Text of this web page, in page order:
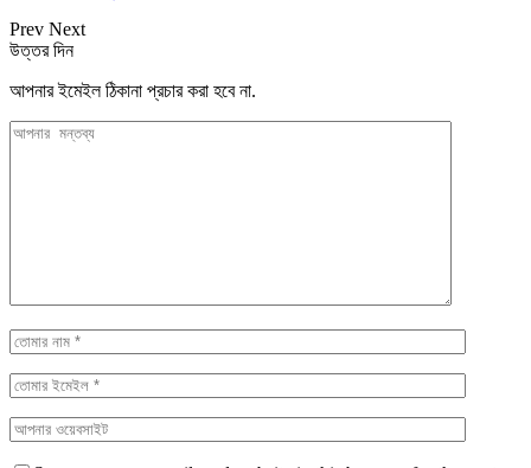
Prev Next
উত্তর দিন
আপনার ইমেইল ঠিকানা প্রচার করা হবে না.